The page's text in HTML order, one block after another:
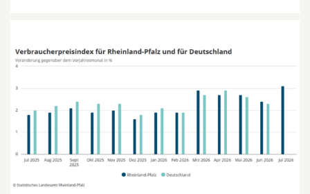
Inflation in Rheinland-Pfalz zieht im Juli deutlich